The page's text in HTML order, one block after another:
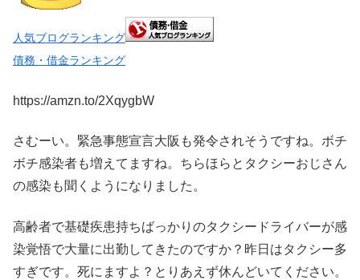
人気ブログランキング
債務・借金ランキング
https://amzn.to/2XqygbW
さむーい。緊急事態宣言大阪も発令されそうですね。ボチ
ボチ感染者も増えてますね。ちらほらとタクシーおじさん
の感染も聞くようになりました。
高齢者で基礎疾患持ちばっかりのタクシードライバーが感
染覚悟で大量に出勤してきたのですか？昨日はタクシー多
すぎです。死にますよ？とりあえず休んどいてください。